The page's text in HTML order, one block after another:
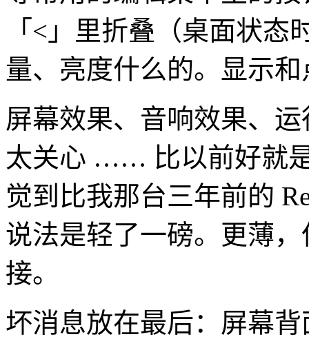
「<」里折叠（桌面状
量、亮度什么的。显示
屏幕效果、音响效果、
太关心 …… 比以前好就
觉到比我那台三年前的
说法是轻了一磅。更薄
接。
坏消息放在最后：屏幕